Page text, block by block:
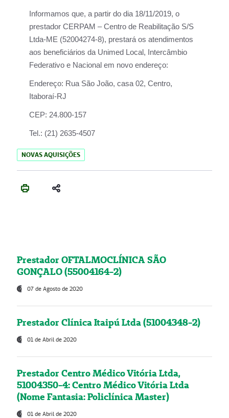
Informamos que, a partir do dia 18/11/2019, o
prestador CERPAM – Centro de Reabilitação S/S
Ltda-ME (52004274-8), prestará os atendimentos
aos beneficiários da Unimed Local, Intercâmbio
Federativo e Nacional em novo endereço:
Endereço: Rua São João, casa 02, Centro,
Itaboraí-RJ
CEP: 24.800-157
Tel.: (21) 2635-4507
NOVAS AQUISIÇÕES
Prestador OFTALMOCLÍNICA SÃO
GONÇALO (55004164-2)
07 de Agosto de 2020
Prestador Clínica Itaipú Ltda (51004348-2)
01 de Abril de 2020
Prestador Centro Médico Vitória Ltda,
51004350-4: Centro Médico Vitória Ltda
(Nome Fantasia: Policlínica Master)
01 de Abril de 2020